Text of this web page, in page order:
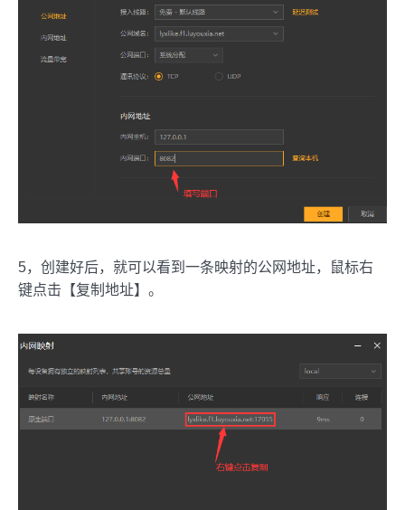
5，创建好后，就可以看到一条映射的公网地址，鼠标右
键点击【复制地址】。